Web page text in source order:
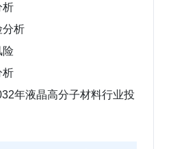
析
分析
险
析
年液晶高分子材料行业投